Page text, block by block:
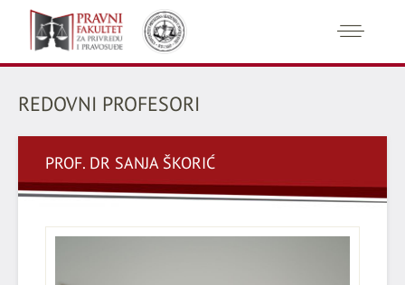
REDOVNI PROFESORI
PROF. DR SANJA ŠKORIĆ